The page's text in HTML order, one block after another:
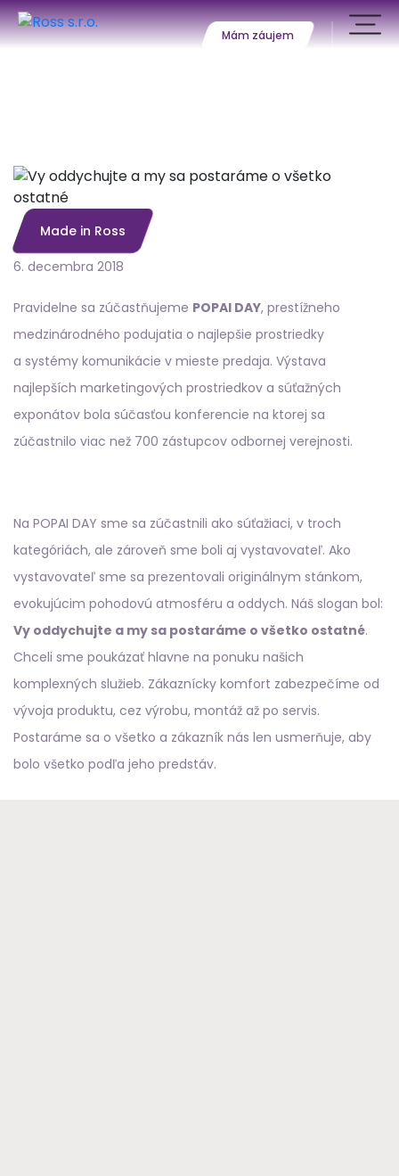
Mám záujem
Made in Ross
6. decembra 2018
Pravidelne sa zúčastňujeme POPAI DAY, prestížneho
medzinárodného podujatia o najlepšie prostriedky
a systémy komunikácie v mieste predaja. Výstava
najlepších marketingových prostriedkov a súťažných
exponátov bola súčasťou konferencie na ktorej sa
zúčastnilo viac než 700 zástupcov odbornej verejnosti.
Na POPAI DAY sme sa zúčastnili ako súťažiaci, v troch
kategóriách, ale zároveň sme boli aj vystavovateľ. Ako
vystavovateľ sme sa prezentovali originálnym stánkom,
evokujúcim pohodovú atmosféru a oddych. Náš slogan bol:
Vy oddychujte a my sa postaráme o všetko ostatné.
Chceli sme poukázať hlavne na ponuku našich
komplexných služieb. Zákaznícky komfort zabezpečíme od
vývoja produktu, cez výrobu, montáž až po servis.
Postaráme sa o všetko a zákazník nás len usmerňuje, aby
bolo všetko podľa jeho predstáv.